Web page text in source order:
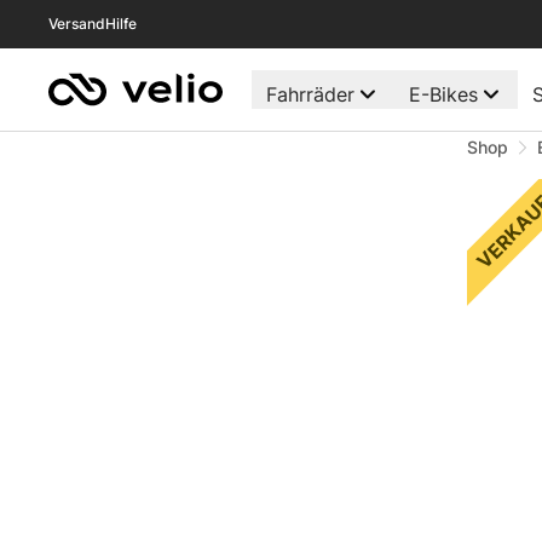
VersandHilfe
Fahrräder E-Bikes
Shop